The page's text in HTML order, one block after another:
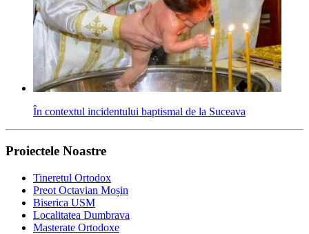
În contextul incidentului baptismal de la Suceava
Proiectele Noastre
Tineretul Ortodox
Preot Octavian Moșin
Biserica USM
Localitatea Dumbrava
Masterate Ortodoxe